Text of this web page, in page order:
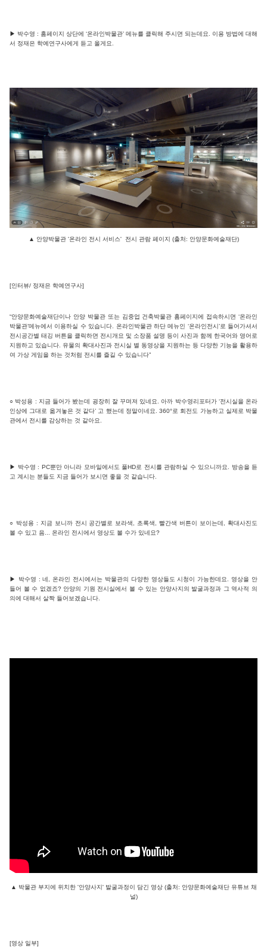
▶ 박수영 : 홈페이지 상단에 ‘온라인박물관’ 메뉴를 클릭해 주시면 되는데요. 이용 방법에 대해
서 정재은 학예연구사에게 듣고 올게요.
▲ 안양박물관 '온라인 전시 서비스' 전시 관람 페이지 (출처: 안양문화예술재단)
[인터뷰/ 정재은 학예연구사]
“안양문화예술재단이나 안양 박물관 또는 김중업 건축박물관 홈페이지에 접속하시면 ‘온라인
박물관’메뉴에서 이용하실 수 있습니다. 온라인박물관 하단 메뉴인 ‘온라인전시’로 들어가셔서
전시공간별 태깅 버튼을 클릭하면 전시개요 및 소장품 설명 등이 사진과 함께 한국어와 영어로
지원하고 있습니다. 유물의 확대사진과 전시실 별 동영상을 지원하는 등 다양한 기능을 활용하
여 가상 게임을 하는 것처럼 전시를 즐길 수 있습니다”
○ 박성용 : 지금 들어가 봤는데 굉장히 잘 꾸며져 있네요. 아까 박수영리포터가 ‘전시실을 온라
인상에 그대로 옮겨놓은 것 같다’ 고 했는데 정말이네요. 360°로 회전도 가능하고 실제로 박물
관에서 전시를 감상하는 것 같아요.
▶ 박수영 : PC뿐만 아니라 모바일에서도 풀HD로 전시를 관람하실 수 있으니까요. 방송을 듣
고 계시는 분들도 지금 들어가 보시면 좋을 것 같습니다.
○ 박성용 : 지금 보니까 전시 공간별로 보라색, 초록색, 빨간색 버튼이 보이는데, 확대사진도
볼 수 있고 음... 온라인 전시에서 영상도 볼 수가 있네요?
▶ 박수영 : 네, 온라인 전시에서는 박물관의 다양한 영상들도 시청이 가능한데요. 영상을 안
들어 볼 수 없겠죠? 안양의 기원 전시실에서 볼 수 있는 안양사지의 발굴과정과 그 역사적 의
의에 대해서 살짝 들어보겠습니다.
▲ 박물관 부지에 위치한 '안양사지' 발굴과정이 담긴 영상 (출처: 안양문화예술재단 유튜브 채
널)
[영상 일부]